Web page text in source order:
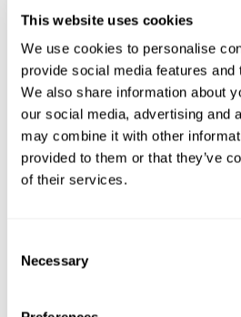
This website uses cookies
We use cookies to personalise
provide social media features and
We also share information about
our social media, advertising and
may combine it with other
provided to them or that they’ve
of their services.
Selection
Necessary
Patients. Journal Of
Rocabado, F., González Alonso,
Environment Context Variability
Virtual Reality Study.